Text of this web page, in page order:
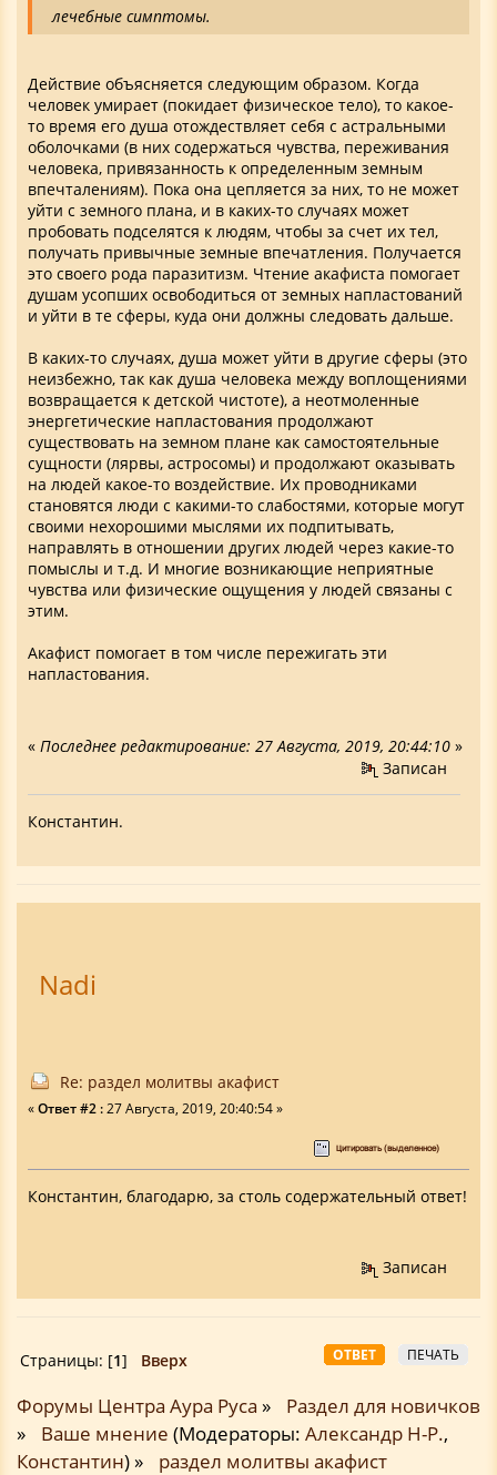
лечебные симптомы.
Действие объясняется следующим образом. Когда
человек умирает (покидает физическое тело), то какое-
то время его душа отождествляет себя с астральными
оболочками (в них содержаться чувства, переживания
человека, привязанность к определенным земным
впечталениям). Пока она цепляется за них, то не может
уйти с земного плана, и в каких-то случаях может
пробовать подселятся к людям, чтобы за счет их тел,
получать привычные земные впечатления. Получается
это своего рода паразитизм. Чтение акафиста помогает
душам усопших освободиться от земных напластований
и уйти в те сферы, куда они должны следовать дальше.
В каких-то случаях, душа может уйти в другие сферы (это
неизбежно, так как душа человека между воплощениями
возвращается к детской чистоте), а неотмоленные
энергетические напластования продолжают
существовать на земном плане как самостоятельные
сущности (лярвы, астросомы) и продолжают оказывать
на людей какое-то воздействие. Их проводниками
становятся люди с какими-то слабостями, которые могут
своими нехорошими мыслями их подпитывать,
направлять в отношении других людей через какие-то
помыслы и т.д. И многие возникающие неприятные
чувства или физические ощущения у людей связаны с
этим.
Акафист помогает в том числе пережигать эти
напластования.
« Последнее редактирование: 27 Августа, 2019, 20:44:10 »
Записан
Константин.
Nadi
Re: раздел молитвы акафист
«Ответ #2 :27 Августа, 2019, 20:40:54 »
Цитировать (выделенное)
Константин, благодарю, за столь содержательный ответ!
Записан
ОТВЕТ ПЕЧАТЬ
Страницы: [1] Вверх
Форумы Центра Аура Руса »
Раздел для новичков
»
Ваше мнение (Модераторы: Александр Н-Р.,
Константин) » раздел молитвы акафист